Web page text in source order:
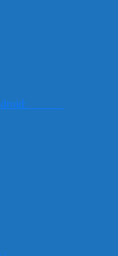
Android: